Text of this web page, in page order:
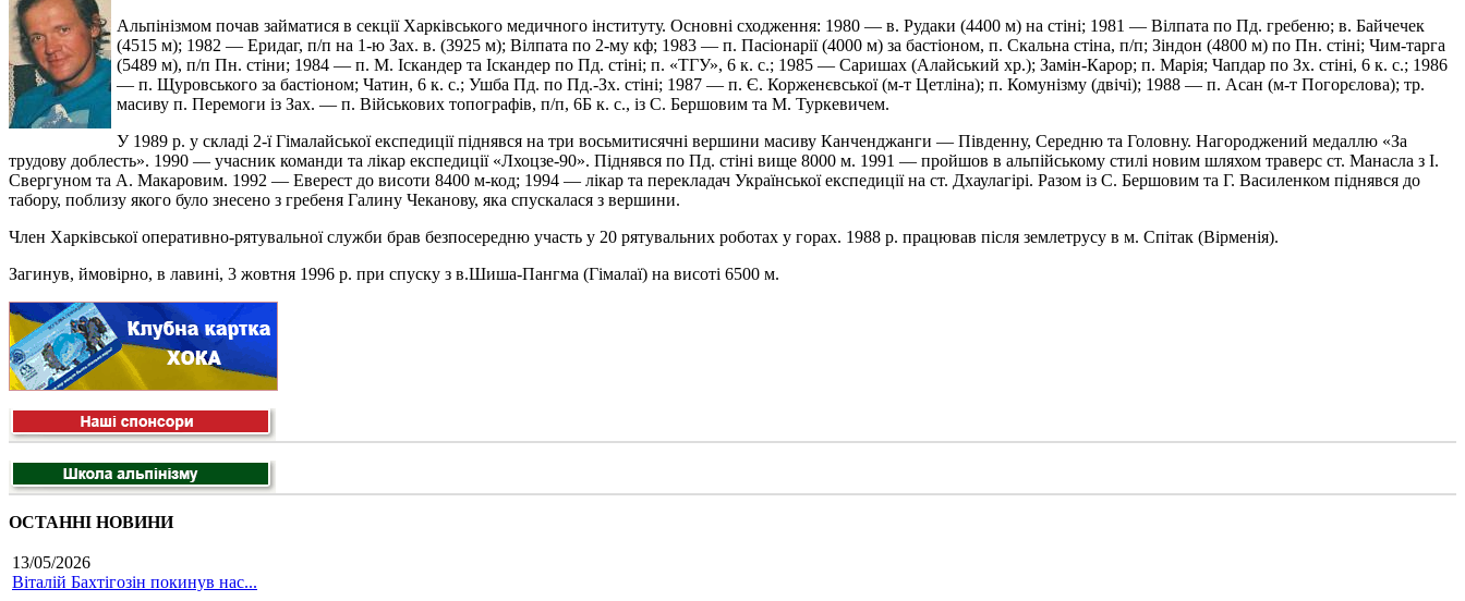
Альпінізмом почав займатися в секції Харківського медичного інституту. Основні сходження: 1980 — в. Рудаки (4400 м) на стіні; 1981 — Вілпата по Пд. гребеню; в. Байчечек
(4515 м); 1982 — Еридаг, п/п на 1-ю Зах. в. (3925 м); Вілпата по 2-му кф; 1983 — п. Пасіонарії (4000 м) за бастіоном, п. Скальна стіна, п/п; Зіндон (4800 м) по Пн. стіні; Чим-тарга
(5489 м), п/п Пн. стіни; 1984 — п. М. Іскандер та Іскандер по Пд. стіні; п. «ТГУ», 6 к. с.; 1985 — Саришах (Алайський хр.); Замін-Карор; п. Марія; Чапдар по Зх. стіні, 6 к. с.; 1986
— п. Щуровського за бастіоном; Чатин, 6 к. с.; Ушба Пд. по Пд.-Зх. стіні; 1987 — п. Є. Корженєвської (м-т Цетліна); п. Комунізму (двічі); 1988 — п. Асан (м-т Погорєлова); тр.
масиву п. Перемоги із Зах. — п. Військових топографів, п/п, 6Б к. с., із С. Бершовим та М. Туркевичем.
У 1989 р. у складі 2-ї Гімалайської експедиції піднявся на три восьмитисячні вершини масиву Канченджанги — Південну, Середню та Головну. Нагороджений медаллю «За
трудову доблесть». 1990 — учасник команди та лікар експедиції «Лхоцзе-90». Піднявся по Пд. стіні вище 8000 м. 1991 — пройшов в альпійському стилі новим шляхом траверс ст. Манасла з І.
Свергуном та А. Макаровим. 1992 — Еверест до висоти 8400 м-код; 1994 — лікар та перекладач Української експедиції на ст. Дхаулагірі. Разом із С. Бершовим та Г. Василенком піднявся до
табору, поблизу якого було знесено з гребеня Галину Чеканову, яка спускалася з вершини.
Член Харківської оперативно-рятувальної служби брав безпосередню участь у 20 рятувальних роботах у горах. 1988 р. працював після землетрусу в м. Спітак (Вірменія).
Загинув, ймовірно, в лавині, 3 жовтня 1996 р. при спуску з в.Шиша-Пангма (Гімалаї) на висоті 6500 м.
ОСТАННІ НОВИНИ
13/05/2026
Віталій Бахтігозін покинув нас...